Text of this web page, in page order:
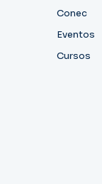
Conec
Eventos
Cursos